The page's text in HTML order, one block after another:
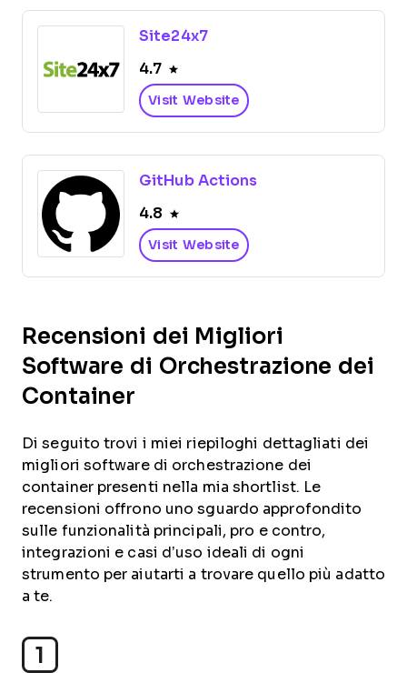
Site24x7
4.7
Visit Website
GitHub Actions
4.8
Visit Website
Recensioni dei Migliori
Software di Orchestrazione dei
Container
Di seguito trovi i miei riepiloghi dettagliati dei
migliori software di orchestrazione dei
container presenti nella mia shortlist. Le
recensioni offrono uno sguardo approfondito
sulle funzionalità principali, pro e contro,
integrazioni e casi d’uso ideali di ogni
strumento per aiutarti a trovare quello più adatto
a te.
1